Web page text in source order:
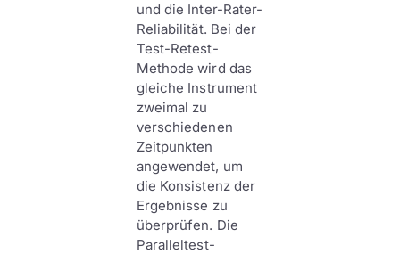
und die Inter-Rater-
Reliabilität. Bei der
Test-Retest-
Methode wird das
gleiche Instrument
zweimal zu
verschiedenen
Zeitpunkten
angewendet, um
die Konsistenz der
Ergebnisse zu
überprüfen. Die
Paralleltest-